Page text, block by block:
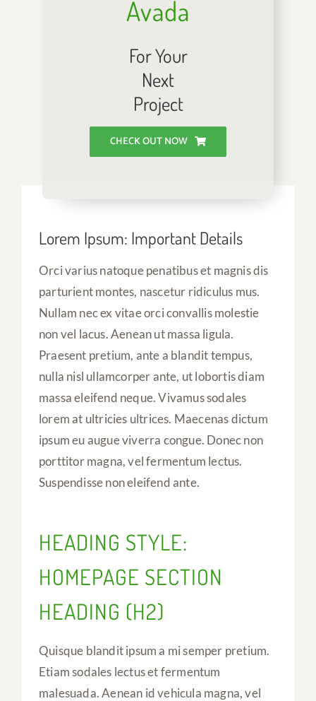
Avada
For Your
Next
Project
CHECK OUT NOW
Lorem Ipsum: Important Details
Orci varius natoque penatibus et magnis dis
parturient montes, nascetur ridiculus mus.
Nullam nec ex vitae orci convallis molestie
non vel lacus. Aenean ut massa ligula.
Praesent pretium, ante a blandit tempus,
nulla nisl ullamcorper ante, ut lobortis diam
massa eleifend neque. Vivamus sodales
lorem at ultricies ultrices. Maecenas dictum
ipsum eu augue viverra congue. Donec non
porttitor magna, vel fermentum lectus.
Suspendisse non eleifend ante.
HEADING STYLE:
HOMEPAGE SECTION
HEADING (H2)
Quisque blandit ipsum a mi semper pretium.
Etiam sodales lectus et fermentum
malesuada. Aenean id vehicula magna, vel